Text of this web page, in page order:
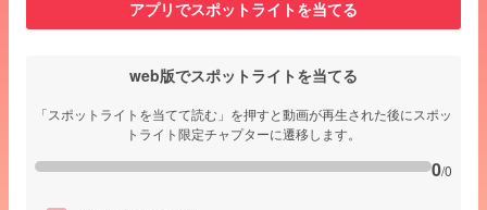
アプリでスポットライトを当てる
web版でスポットライトを当てる
「スポットライトを当てて読む」を押すと動画が再生された後にスポッ
トライト限定チャプターに遷移します。
0/0